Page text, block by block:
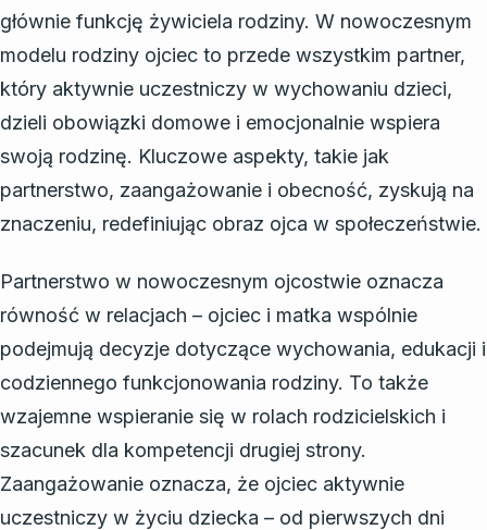
głównie funkcję żywiciela rodziny. W nowoczesnym
modelu rodziny ojciec to przede wszystkim partner,
który aktywnie uczestniczy w wychowaniu dzieci,
dzieli obowiązki domowe i emocjonalnie wspiera
swoją rodzinę. Kluczowe aspekty, takie jak
partnerstwo, zaangażowanie i obecność, zyskują na
znaczeniu, redefiniując obraz ojca w społeczeństwie.
Partnerstwo w nowoczesnym ojcostwie oznacza
równość w relacjach – ojciec i matka wspólnie
podejmują decyzje dotyczące wychowania, edukacji i
codziennego funkcjonowania rodziny. To także
wzajemne wspieranie się w rolach rodzicielskich i
szacunek dla kompetencji drugiej strony.
Zaangażowanie oznacza, że ojciec aktywnie
uczestniczy w życiu dziecka – od pierwszych dni